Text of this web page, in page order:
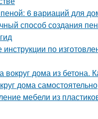
6 вариаций для
способ создания
по
вокруг дома из бетона.
дома самостоятельно
мебели из